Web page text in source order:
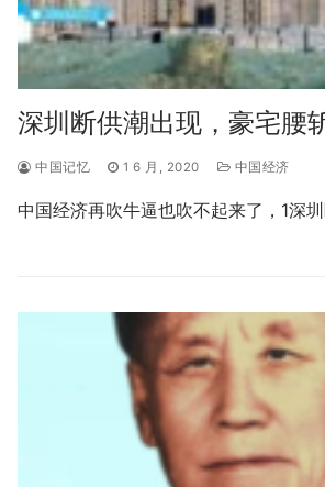
深圳断供潮出现，豪宅腰
中国记忆 1 6 月, 2020 中国经济
中国经济再吹牛逼也吹不起来了，1深